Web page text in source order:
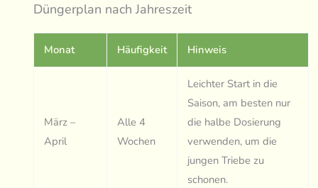
Düngerplan nach Jahreszeit
Monat Häufigkeit Hinweis
März –
April
Alle 4
Wochen
Leichter Start in die
Saison, am besten nur
die halbe Dosierung
verwenden, um die
jungen Triebe zu
schonen.